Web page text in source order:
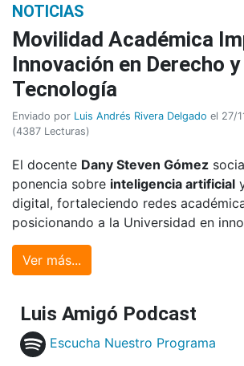
NOTICIAS
Movilidad Académica
Innovación en Derecho y
Tecnología
Enviado por Luis Andrés Rivera Delgado el 27/
(4387 Lecturas)
El docente Dany Steven Gómez
ponencia sobre inteligencia artificial
digital, fortaleciendo redes
posicionando a la Universidad en
Ver más...
Luis Amigó Podcast
Escucha Nuestro Programa